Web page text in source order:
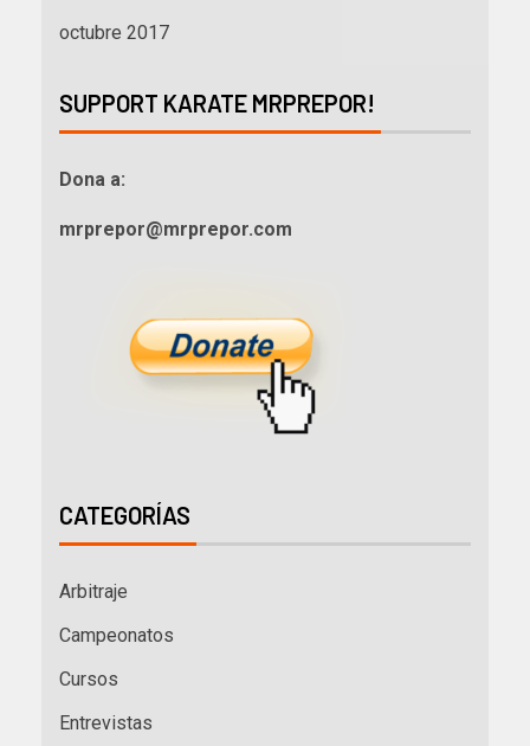
octubre 2017
SUPPORT KARATE MRPREPOR!
Dona a:
mrprepor@mrprepor.com
CATEGORÍAS
Arbitraje
Campeonatos
Cursos
Entrevistas